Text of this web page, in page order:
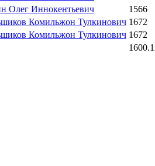
Олег Иннокентьевич
1566
Комильжон Тулкинович 1672
Комильжон Тулкинович 1672